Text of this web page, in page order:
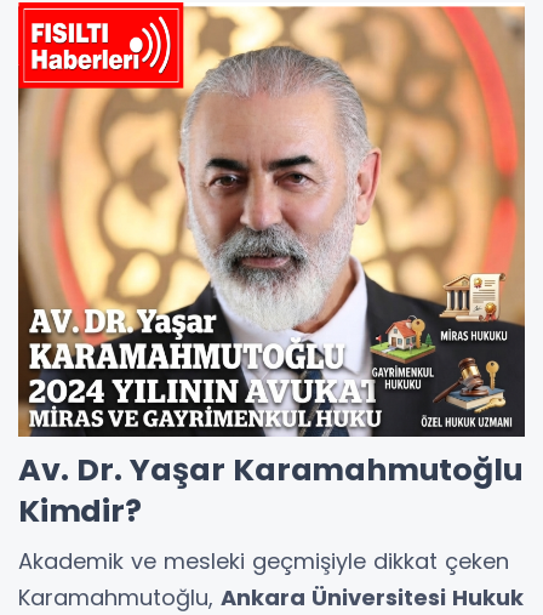
Av. Dr. Yaşar Karamahmutoğlu
Kimdir?
Akademik ve mesleki geçmişiyle dikkat çeken
Karamahmutoğlu, Ankara Üniversitesi Hukuk